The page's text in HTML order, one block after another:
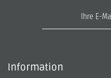
Information